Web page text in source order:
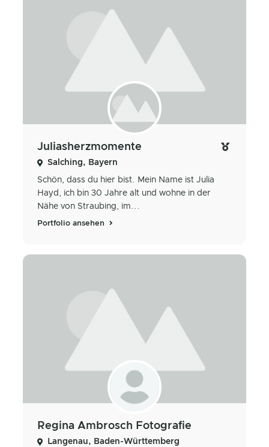
Juliasherzmomente
Salching, Bayern
Schön, dass du hier bist. Mein Name ist Julia
Hayd, ich bin 30 Jahre alt und wohne in der
Nähe von Straubing, im...
Portfolio ansehen
Regina Ambrosch Fotografie
Langenau, Baden-Württemberg